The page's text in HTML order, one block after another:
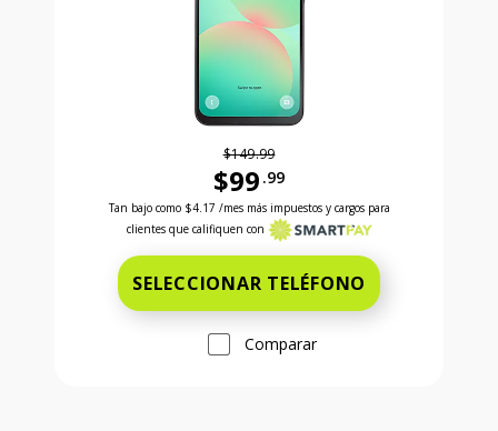
$149.99
$99 .99
Antes el precio era 149 dollars and 99 cents
Tan bajo como $4.17 /mes más impuestos y cargos para
clientes que califiquen con
SELECCIONAR TELÉFONO
Comparar